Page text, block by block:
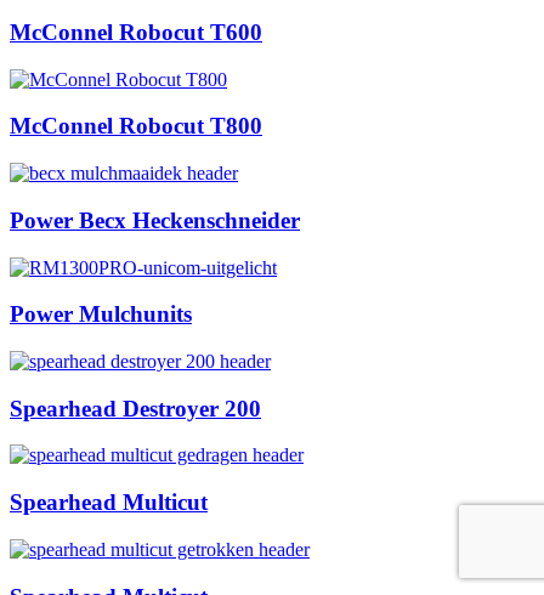
McConnel Robocut T600
McConnel Robocut T800
Power Becx Heckenschneider
Power Mulchunits
Spearhead Destroyer 200
Spearhead Multicut